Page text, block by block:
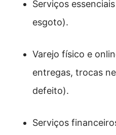
Serviços
esgoto).
Varejo físico e
entregas, trocas
defeito).
Serviços